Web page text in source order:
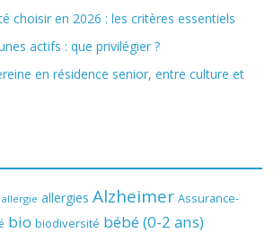
choisir en 2026 : les critères essentiels
actifs : que privilégier ?
en résidence senior, entre culture et
allergie allergies Alzheimer Assurance-
bio biodiversité bébé (0-2 ans)